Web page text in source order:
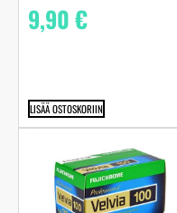
9,90€
LISÄÄ OSTOSKORIIN